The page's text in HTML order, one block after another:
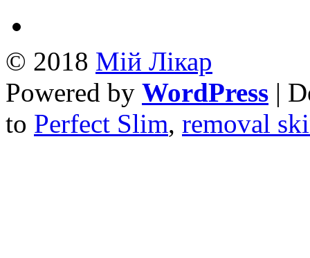
© 2018 Mій Лікар
Powered by WordPress |
to Perfect Slim, removal